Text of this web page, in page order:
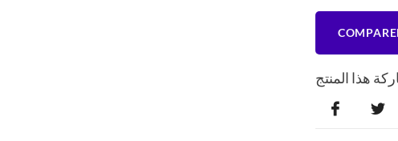
2365
+
خلاط
كهربائي
هاوسبيرج
HB-